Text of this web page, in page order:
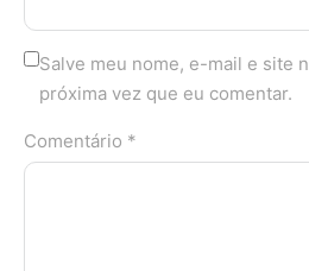
Salve meu nome, e-mail e site
próxima vez que eu comentar.
Comentário *